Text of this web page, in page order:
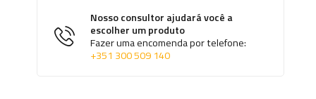
Nosso consultor ajudará você a
escolher um produto
Fazer uma encomenda por telefone:
+351 300 509 140